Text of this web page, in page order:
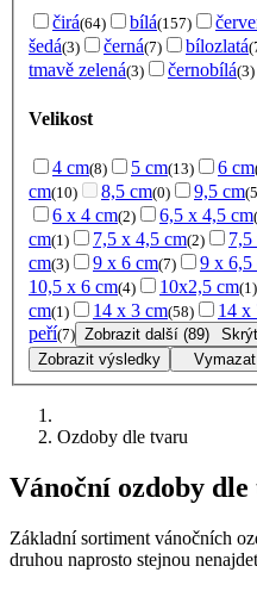
čirá(64) bílá(157)
šedá(3) černá(7) bílozlatá
tmavě zelená(3) černobílá(3)
Velikost
4 cm(8) 5 cm(13) 6 cm
cm(10) 8,5 cm(0) 9,5 cm
6 x 4 cm(2) 6,5 x 4,5 cm
cm(1) 7,5 x 4,5 cm(2) 7,5
cm(3) 9 x 6 cm(7) 9 x 6,5
10,5 x 6 cm(4) 10x2,5 cm(1)
cm(1) 14 x 3 cm(58) 14 x
peří(7) Zobrazit další (89)
Zobrazit výsledky
Ozdoby dle tvaru
Vánoční ozdoby
Základní sortiment vánočních
druhou naprosto stejnou